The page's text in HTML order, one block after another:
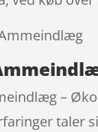
–
taler